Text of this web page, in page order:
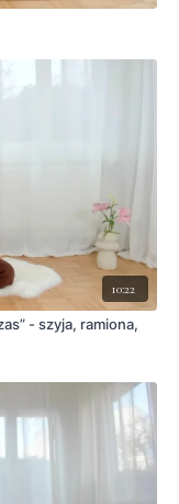
10:22
- szyja, ramiona,